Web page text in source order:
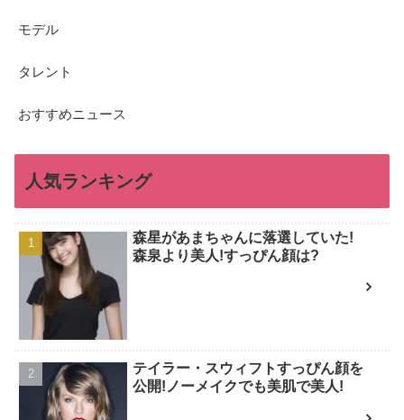
モデル
タレント
おすすめニュース
人気ランキング
森星があまちゃんに落選していた!
森泉より美人!すっぴん顔は?
テイラー・スウィフトすっぴん顔を
公開!ノーメイクでも美肌で美人!